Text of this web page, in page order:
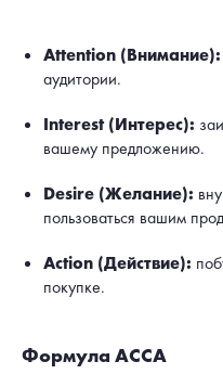
Attention (Внимание):
аудитории.
Interest (Интерес):
вашему предложению.
Desire (Желание):
пользоваться вашим
Action (Действие):
покупке.
Формула ACCA